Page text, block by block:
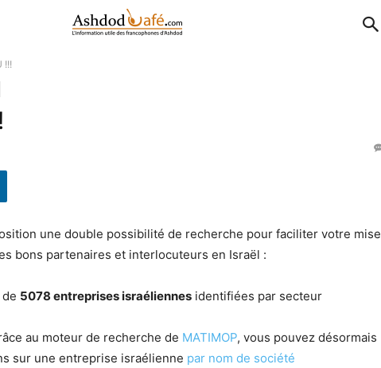
!!!
une double possibilité de recherche pour faciliter votre mise
bons partenaires et interlocuteurs en Israël :
5078 entreprises israéliennes identifiées par secteur
au moteur de recherche de MATIMOP, vous pouvez désormais
sur une entreprise israélienne par nom de société